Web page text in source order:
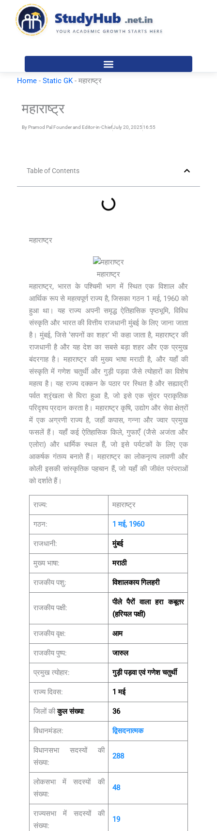
content
Home - Static GK- महाराष्ट्र
महाराष्ट्र
By Pramod Pal Founder and Editor-in-ChiefJuly 20, 2025 16:55
Table of Contents
महाराष्ट्र
महाराष्ट्र
महाराष्ट्र, भारत के पश्चिमी भाग में स्थित एक विशाल और
आर्थिक रूप से महत्वपूर्ण राज्य है, जिसका गठन 1 मई, 1960 को
हुआ था। यह राज्य अपनी समृद्ध ऐतिहासिक पृष्ठभूमि, विविध
संस्कृति और भारत की वित्तीय राजधानी मुंबई के लिए जाना जाता
है। मुंबई, जिसे ‘सपनों का शहर’ भी कहा जाता है, महाराष्ट्र की
राजधानी है और यह देश का सबसे बड़ा शहर और एक प्रमुख
बंदरगाह है। महाराष्ट्र की मुख्य भाषा मराठी है, और यहाँ की
संस्कृति में गणेश चतुर्थी और गुड़ी पड़वा जैसे त्योहारों का विशेष
महत्व है। यह राज्य दक्कन के पठार पर स्थित है और सह्याद्री
पर्वत श्रृंखला से घिरा हुआ है, जो इसे एक सुंदर प्राकृतिक
परिदृश्य प्रदान करता है। महाराष्ट्र कृषि, उद्योग और सेवा क्षेत्रों
में एक अग्रणी राज्य है, जहाँ कपास, गन्ना और ज्वार प्रमुख
फसलें हैं। यहाँ कई ऐतिहासिक किले, गुफाएँ (जैसे अजंता और
एलोरा) और धार्मिक स्थल हैं, जो इसे पर्यटकों के लिए एक
आकर्षक गंतव्य बनाते हैं। महाराष्ट्र का लोकनृत्य लावणी और
कोली इसकी सांस्कृतिक पहचान हैं, जो यहाँ की जीवंत परंपराओं
को दर्शाते हैं।
राज्य: महाराष्ट्र
गठन: 1 मई, 1960
राजधानी: मुंबई
मुख्य भाषा: मराठी
राजकीय पशु: विशालकाय गिलहरी
राजकीय पक्षी:
पीले पैरों वाला हरा कबूतर
(हरियल पक्षी)
राजकीय वृक्ष: आम
राजकीय पुष्प: जारुल
प्रमुख त्योहार: गुड़ी पड़वा एवं गणेश चतुर्थी
राज्य दिवस: 1 मई
जिलों कीकुल संख्या: 36
विधानमंडल: द्विसदनात्मक
विधानसभा सदस्यों की
संख्या:
288
लोकसभा में सदस्यों की
संख्या:
48
राज्यसभा में सदस्यों की
संख्या:
19